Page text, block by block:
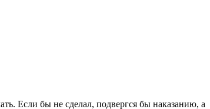
Если бы не сделал, подвергся бы наказанию, а